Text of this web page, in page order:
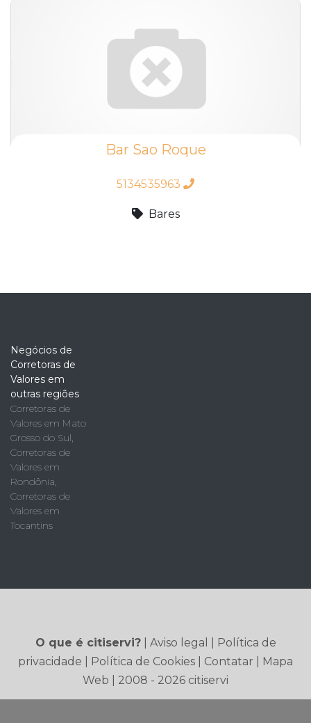
Bar Sao Roque
5134535963
Bares
Negócios de
Corretoras de
Valores em
outras regiões
Corretoras de
Valores em Mato
Grosso do Sul,
Corretoras de
Valores em
Rondônia,
Corretoras de
Valores em
Tocantins
O que é citiservi?| Aviso legal
Política de
privacidade
Política de Cookies Contatar
Mapa
Web | 2008 - 2026 citiservi